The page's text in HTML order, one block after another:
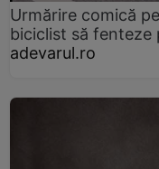
Urmărire comică
biciclist să fenteze
adevarul.ro